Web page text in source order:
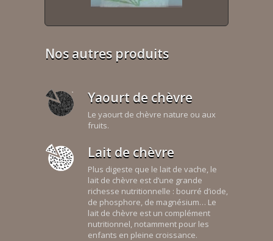
Nos autres produits
Yaourt de chèvre
Le yaourt de chèvre nature ou aux
fruits.
Lait de chèvre
Plus digeste que le lait de vache, le
lait de chèvre est d’une grande
richesse nutritionnelle : bourré d’iode,
de phosphore, de magnésium… Le
lait de chèvre est un complément
nutritionnel, notamment pour les
enfants en pleine croissance.